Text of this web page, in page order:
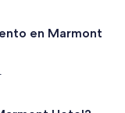
en Marmont